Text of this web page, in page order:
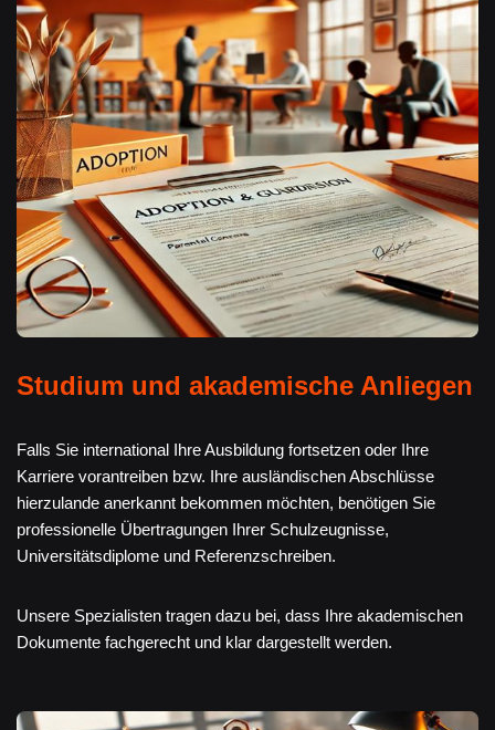
Studium und akademische Anliegen
Falls Sie international Ihre Ausbildung fortsetzen oder Ihre
Karriere vorantreiben bzw. Ihre ausländischen Abschlüsse
hierzulande anerkannt bekommen möchten, benötigen Sie
professionelle Übertragungen Ihrer Schulzeugnisse,
Universitätsdiplome und Referenzschreiben.
Unsere Spezialisten tragen dazu bei, dass Ihre akademischen
Dokumente fachgerecht und klar dargestellt werden.